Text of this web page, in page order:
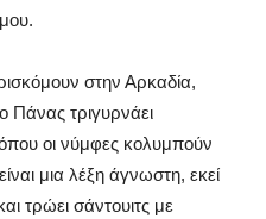
στην Αρκαδία,
Πάνας τριγυρνάει
οι νύμφες κολυμπούν
μια λέξη άγνωστη, εκεί
τρώει σάντουιτς με